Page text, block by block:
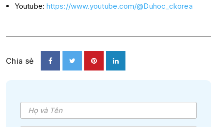
Youtube: https://www.youtube.com/@Duhoc_ckorea
Chia sẻ